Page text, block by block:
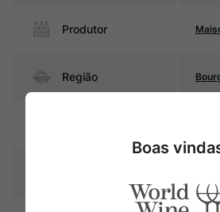
Produtor
Região
Boas